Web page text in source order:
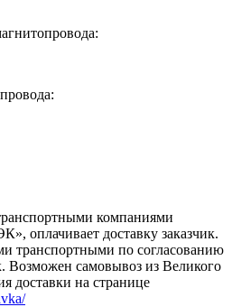
компаниями
оплачивает доставку заказчик.
транспортными по согласованию
Возможен самовывоз из Великого
доставки на странице